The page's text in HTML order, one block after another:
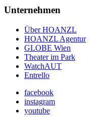
Unternehmen
Über HOANZL
HOANZL Agentur
GLOBE Wien
Theater im Park
WatchAUT
Entrello
facebook
instagram
youtube